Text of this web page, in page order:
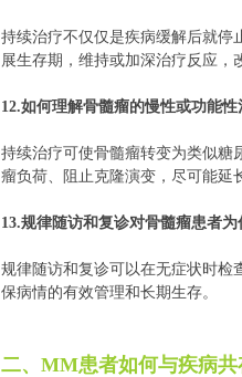
持续治疗不仅仅是疾病缓解后就停
展生存期，维持或加深治疗反应，
12.如何理解骨髓瘤的慢性或功能性
持续治疗可使骨髓瘤转变为类似糖
瘤负荷、阻止克隆演变，尽可能延
13.规律随访和复诊对骨髓瘤患者为
规律随访和复诊可以在无症状时检
保病情的有效管理和长期生存。
二、MM患者如何与疾病